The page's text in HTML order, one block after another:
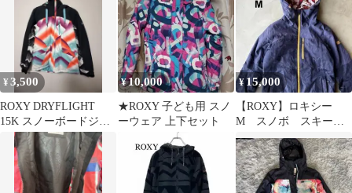
¥3,500
ROXY DRYFLIGHT
15K スノーボードジャ
ケット S/P/CH
¥10,000
★ROXY 子ども用 スノ
ーウェア 上下セット
¥15,000
【ROXY】ロキシー
M スノボ スキー
ジャケット ウェア
花柄